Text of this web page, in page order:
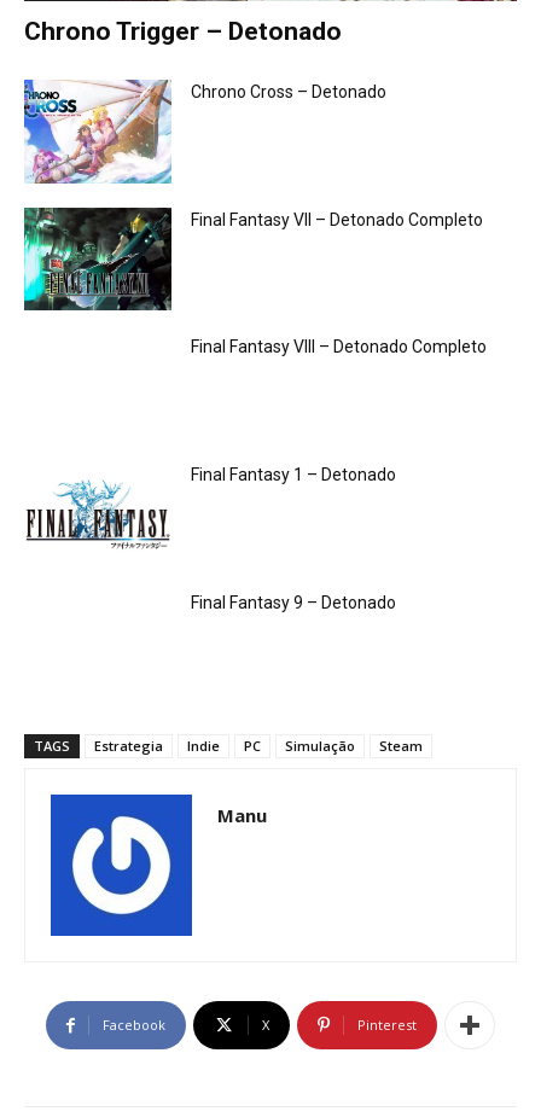
Chrono Trigger – Detonado
Chrono Cross – Detonado
Final Fantasy VII – Detonado Completo
Final Fantasy VIII – Detonado Completo
Final Fantasy 1 – Detonado
Final Fantasy 9 – Detonado
TAGS Estrategia Indie PC Simulação Steam
Manu
Facebook X Pinterest